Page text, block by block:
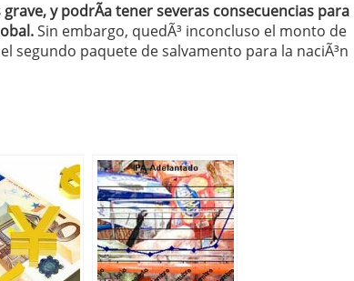
y podrÃ­a tener severas consecuencias para
Sin embargo, quedÃ³ inconcluso el monto de
segundo paquete de salvamento para la naciÃ³n